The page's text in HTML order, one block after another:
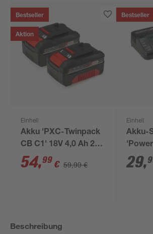
Bestseller
Aktion
Einhell
Akku 'PXC-Twinpack
CB C1' 18V 4,0 Ah 2
Stück
54,99 € 59,99 €
Bestseller
Einhell
Akku-
18 V
29,
Beschreibung